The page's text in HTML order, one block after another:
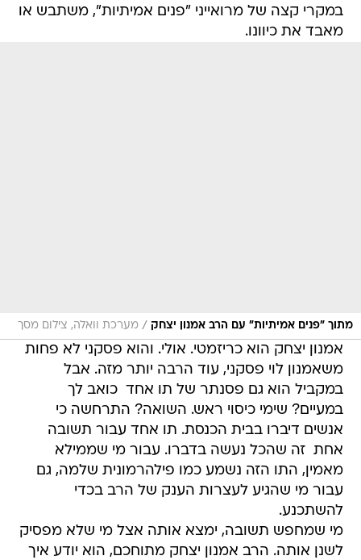
במקרי קצה של מרואייני "פנים אמיתיות", משתבש או
מאבד את כיוונו.
מתוך "פנים אמיתיות" עם הרב אמנון יצחק / מערכת וואלה, צילום מסך
אמנון יצחק הוא כריזמטי. אולי. והוא פסקני לא פחות
משאמנון לוי פסקני, עוד הרבה יותר מזה. אבל
במקביל הוא גם פסנתר של תו אחד  כואב לך
במעיים? שימי כיסוי ראש. השואה? התרחשה כי
אנשים דיברו בבית הכנסת. תו אחד עבור תשובה
אחת  זה שהכל נעשה בדברו. עבור מי שממילא
מאמין, התו הזה נשמע כמו פילהרמונית שלמה, גם
עבור מי שהגיע לעצרות הענק של הרב בכדי
להשתכנע.
מי שמחפש תשובה, ימצא אותה אצל מי שלא מפסיק
לשנן אותה. הרב אמנון יצחק מתוחכם, הוא יודע איך